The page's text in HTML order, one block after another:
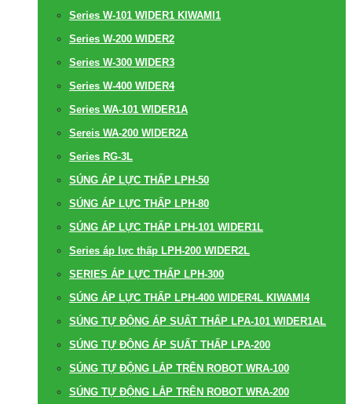
Series W-101 WIDER1 KIWAMI1
Series W-200 WIDER2
Series W-300 WIDER3
Series W-400 WIDER4
Series WA-101 WIDER1A
Sereis WA-200 WIDER2A
Series RG-3L
SÚNG ÁP LỰC THẤP LPH-50
SÚNG ÁP LỰC THẤP LPH-80
SÚNG ÁP LỰC THẤP LPH-101 WIDER1L
Series áp lực thấp LPH-200 WIDER2L
SERIES ÁP LỰC THẤP LPH-300
SÚNG ÁP LỰC THẤP LPH-400 WIDER4L KIWAMI4
SÚNG TỰ ĐỘNG ÁP SUẤT THẤP LPA-101 WIDER1AL
SÚNG TỰ ĐỘNG ÁP SUẤT THẤP LPA-200
SÚNG TỰ ĐỘNG LẮP TRÊN ROBOT WRA-100
SÚNG TỰ ĐỘNG LẮP TRÊN ROBOT WRA-200